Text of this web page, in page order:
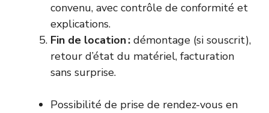
convenu, avec contrôle de conformité et
explications.
Fin de location : démontage (si souscrit),
retour d’état du matériel, facturation
sans surprise.
Possibilité de prise de rendez-vous en